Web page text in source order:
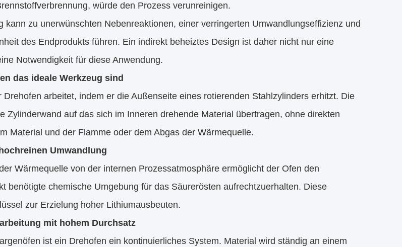
würde den Prozess verunreinigen.
kann zu unerwünschten Nebenreaktionen, einer verringerten Umwandlungseffizienz und
des Endprodukts führen. Ein indirekt beheiztes Design ist daher nicht nur eine
Notwendigkeit für diese Anwendung.
das ideale Werkzeug sind
Drehofen arbeitet, indem er die Außenseite eines rotierenden Stahlzylinders erhitzt. Die
Zylinderwand auf das sich im Inneren drehende Material übertragen, ohne direkten
Material und der Flamme oder dem Abgas der Wärmequelle.
Umwandlung
Wärmequelle von der internen Prozessatmosphäre ermöglicht der Ofen den
benötigte chemische Umgebung für das Säurerösten aufrechtzuerhalten. Diese
zur Erzielung hoher Lithiumausbeuten.
mit hohem Durchsatz
ist ein Drehofen ein kontinuierliches System. Material wird ständig an einem